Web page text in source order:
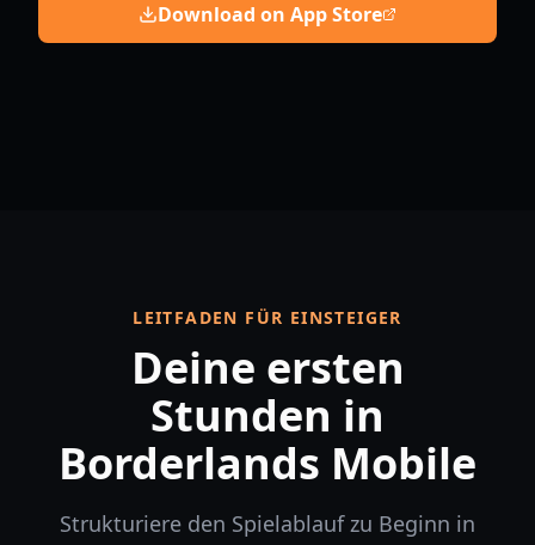
Download on App Store
LEITFADEN FÜR EINSTEIGER
Deine ersten
Stunden in
Borderlands Mobile
Strukturiere den Spielablauf zu Beginn in